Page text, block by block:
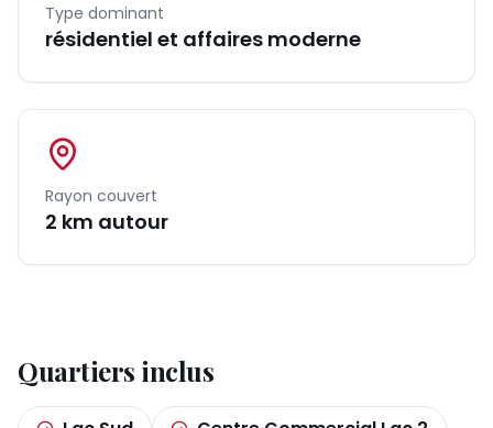
Type dominant
résidentiel et affaires moderne
Rayon couvert
2 km autour
Quartiers inclus